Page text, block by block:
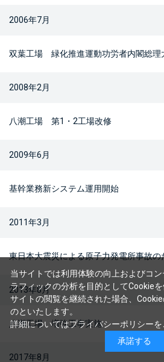
2006年7月
双葉工場 緑化推進運動功労者内閣総理
2008年2月
八潮工場 第1・2工場改修
2009年6月
基幹業務新システム運用開始
2011年3月
東日本大震災による原子力発電所事故の
2013年8月
八潮工場 増強工事実施
2017年8月
当サイトでは利用体験の向上およびコ
ラフィックの分析を目的としてCookieを
サイトの閲覧を継続された場合、
のといたします。
詳細についてはプライバシーポリシーを
承諾する